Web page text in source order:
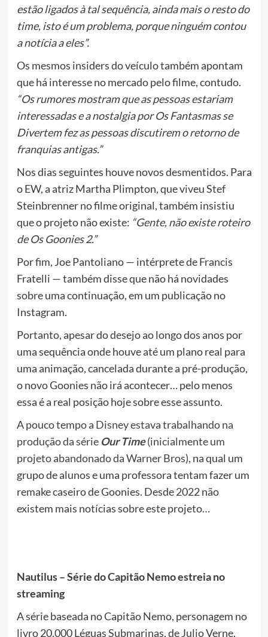
estão ligados à tal sequência, ainda mais o resto do
time, isto é um problema, porque ninguém contou
a notícia a eles”.
Os mesmos insiders do veículo também apontam
que há interesse no mercado pelo filme, contudo.
“Os rumores mostram que as pessoas estariam
interessadas e a nostalgia por Os Fantasmas se
Divertem fez as pessoas discutirem o retorno de
franquias antigas.”
Nos dias seguintes houve novos desmentidos. Para
o EW, a atriz Martha Plimpton, que viveu Stef
Steinbrenner no filme original, também insistiu
que o projeto não existe: “Gente, não existe roteiro
de Os Goonies 2.”
Por fim, Joe Pantoliano — intérprete de Francis
Fratelli — também disse que não há novidades
sobre uma continuação, em um publicação no
Instagram.
Portanto, apesar do desejo ao longo dos anos por
uma sequência onde houve até um plano real para
uma animação, cancelada durante a pré-produção,
o novo Goonies não irá acontecer… pelo menos
essa é a real posição hoje sobre esse assunto.
Apouco tempo a Disney estava trabalhando na
produção da série Our Time (inicialmente um
projeto abandonado da Warner Bros), na qual um
grupo de alunos e uma professora tentam fazer um
remake caseiro de Goonies. Desde 2022 não
existem mais notícias sobre este projeto…
Nautilus – Série do Capitão Nemo estreia no
streaming
A série baseada no Capitão Nemo, personagem no
livro 20.000 Léguas Submarinas, de Julio Verne,